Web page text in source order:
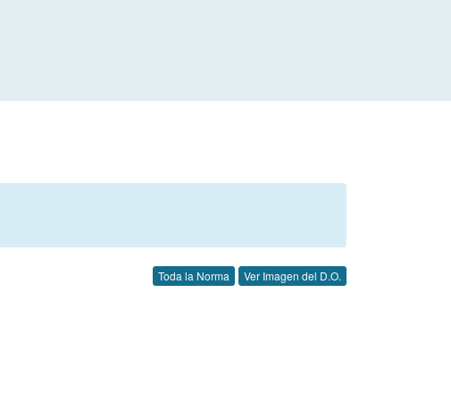
Toda la Norma Ver Imagen del D.O.